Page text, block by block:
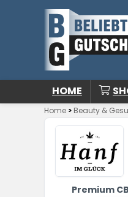
HOME
Home > Beauty &
Premium